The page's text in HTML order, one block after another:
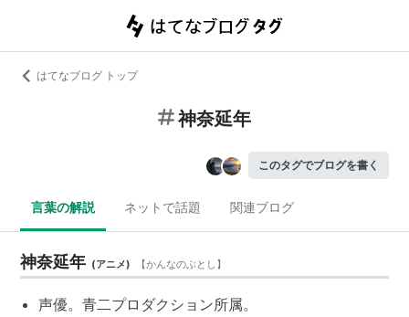
はてなブログ トップ
神奈延年
このタグでブログを書く
言葉の解説 ネットで話題 関連ブログ
神奈延年 (アニメ) 【かんなのぶとし 】
声優。青二プロダクション所属。